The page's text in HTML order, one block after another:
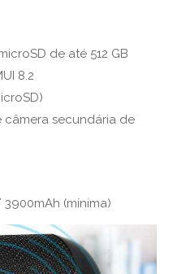
de até 512 GB
8.2
câmera secundária de
(mínima)